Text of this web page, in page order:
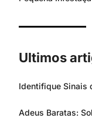
Ultimos
Identifique Sinais
Adeus Baratas: